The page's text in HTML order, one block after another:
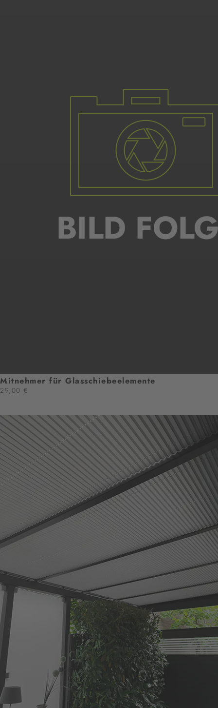
Mitnehmer für Glasschiebeelemente
29,00 €